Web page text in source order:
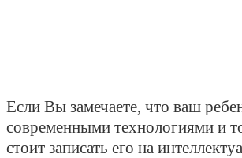
Если Вы замечаете, что ваш
современными технологиями и
стоит записать его на